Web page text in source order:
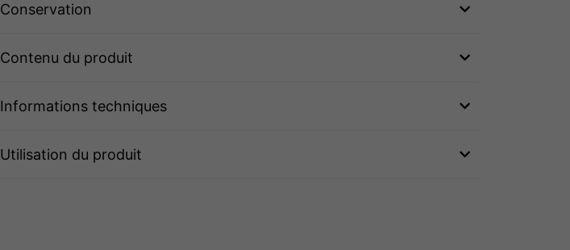
Conservation
Contenu du produit
Informations techniques
Utilisation du produit